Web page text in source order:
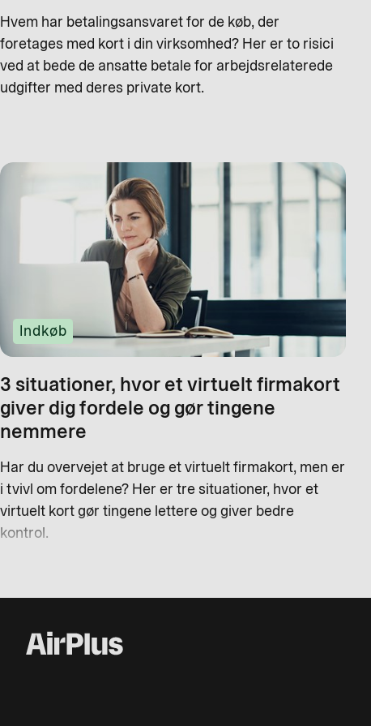
Hvem har betalingsansvaret for de køb, der
foretages med kort i din virksomhed? Her er to risici
ved at bede de ansatte betale for arbejdsrelaterede
udgifter med deres private kort.
Indkøb
3 situationer, hvor et virtuelt firmakort
giver dig fordele og gør tingene
nemmere
Har du overvejet at bruge et virtuelt firmakort, men er
i tvivl om fordelene? Her er tre situationer, hvor et
virtuelt kort gør tingene lettere og giver bedre
kontrol.